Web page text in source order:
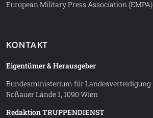
European Military Press Association (EMPA)
KONTAKT
Eigentümer & Herausgeber
Bundesministerium für Landesverteidigung
Roßauer Lände 1, 1090 Wien
Redaktion TRUPPENDIENST